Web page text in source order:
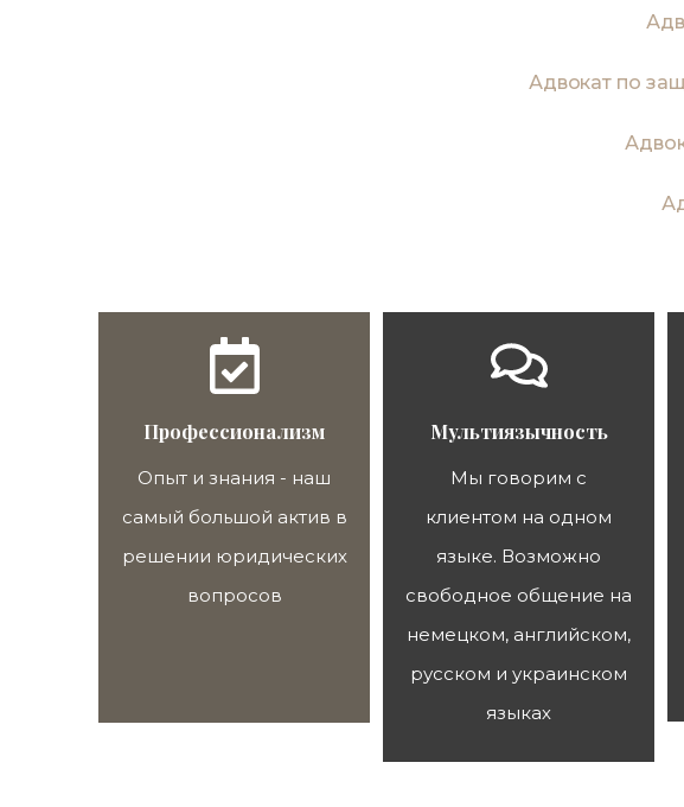
Адвокат по
Профессионализм
Опыт и знания - наш
самый большой актив в
решении юридических
вопросов
Мультиязычность
Мы говорим с
клиентом на одном
языке. Возможно
свободное общение на
немецком, английском,
русском и украинском
языках